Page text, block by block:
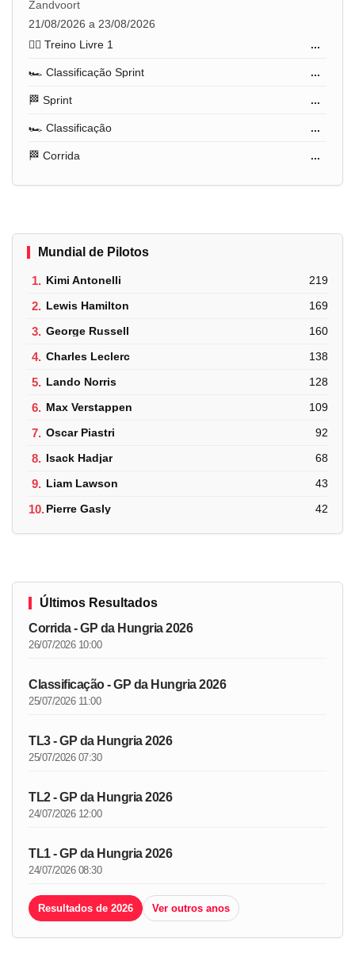
Zandvoort
21/08/2026 a 23/08/2026
🏋️‍♂️ Treino Livre 1
...
🏎️ Classificação Sprint ...
🏁 Sprint ...
🏎️ Classificação ...
🏁 Corrida ...
Mundial de Pilotos
1. Kimi Antonelli 219
2. Lewis Hamilton 169
3. George Russell 160
4. Charles Leclerc 138
5. Lando Norris 128
6. Max Verstappen 109
7. Oscar Piastri 92
8. Isack Hadjar 68
9. Liam Lawson 43
10.Pierre Gasly 42
Últimos Resultados
Corrida - GP da Hungria 2026
26/07/2026 10:00
Classificação - GP da Hungria 2026
25/07/2026 11:00
TL3 - GP da Hungria 2026
25/07/2026 07:30
TL2 - GP da Hungria 2026
24/07/2026 12:00
TL1 - GP da Hungria 2026
24/07/2026 08:30
Resultados de 2026 Ver outros anos